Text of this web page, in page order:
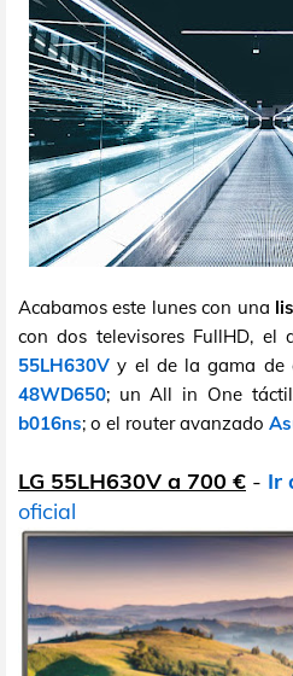
Acabamos este lunes con una
con dos televisores FullHD, el
55LH630V y el de la gama de
48WD650; un All in One
b016ns; o el router avanzado
LG 55LH630V a 700 € - Ir
oficial